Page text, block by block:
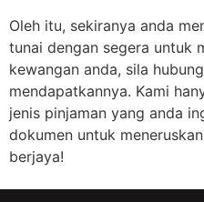
Oleh itu, sekiranya anda
tunai dengan segera untuk
kewangan anda, sila
mendapatkannya. Kami
jenis pinjaman yang anda
dokumen untuk
berjaya!